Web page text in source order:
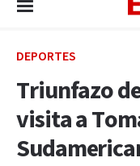
DEPORTES
Triunfazo
visita a